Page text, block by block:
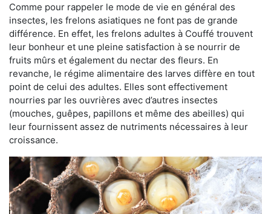
Comme pour rappeler le mode de vie en général des
insectes, les frelons asiatiques ne font pas de grande
différence. En effet, les frelons adultes à Couffé trouvent
leur bonheur et une pleine satisfaction à se nourrir de
fruits mûrs et également du nectar des fleurs. En
revanche, le régime alimentaire des larves diffère en tout
point de celui des adultes. Elles sont effectivement
nourries par les ouvrières avec d’autres insectes
(mouches, guêpes, papillons et même des abeilles) qui
leur fournissent assez de nutriments nécessaires à leur
croissance.